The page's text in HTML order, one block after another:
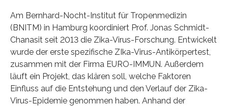
Am Bernhard-Nocht-Institut für Tropenmedizin
(BNITM) in Hamburg koordiniert Prof. Jonas Schmidt-
Chanasit seit 2013 die Zika-Virus-Forschung. Entwickelt
wurde der erste spezifische ZIka-Virus-Antikörpertest,
zusammen mit der Firma EURO-IMMUN. Außerdem
läuft ein Projekt, das klären soll, welche Faktoren
Einfluss auf die Entstehung und den Verlauf der Zika-
Virus-Epidemie genommen haben. Anhand der